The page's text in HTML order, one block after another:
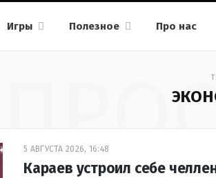
Игры Полезное Про нас
5 АВГУСТА 2026, 16:48
Караев устроил себе